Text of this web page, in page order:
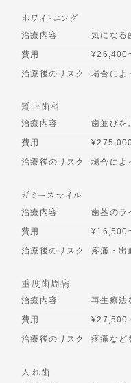
ホワイトニング
治療内容
気になる
費用
¥26,400
治療後のリスク
場合によ
矯正歯科
治療内容
歯並びを
費用
治療後のリスク
場合によ
ガミースマイル
治療内容
歯茎のラ
費用
¥16,500
治療後のリスク
疼痛・出
重度歯周病
治療内容
再生療法
費用
¥27,500
治療後のリスク
疼痛など
入れ歯